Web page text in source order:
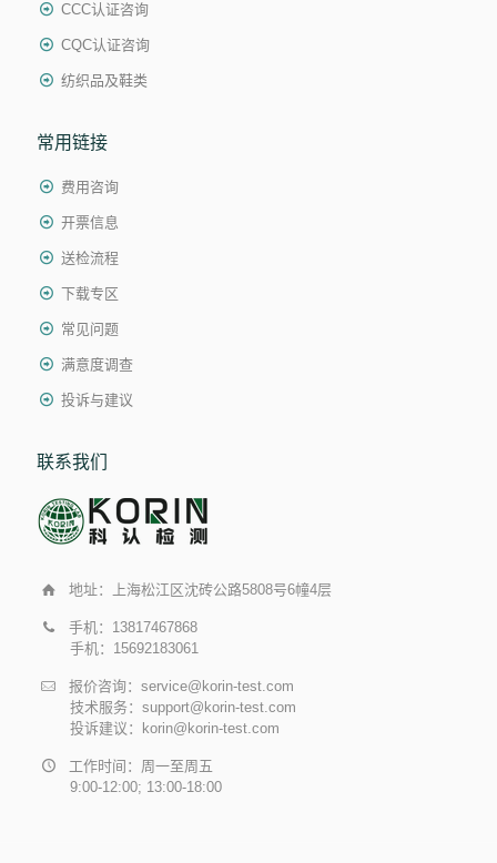
CCC认证咨询
CQC认证咨询
纺织品及鞋类
常用链接
费用咨询
开票信息
送检流程
下载专区
常见问题
满意度调查
投诉与建议
联系我们
地址：上海松江区沈砖公路5808号6幢4层
手机：13817467868
手机：15692183061
报价咨询：service@korin-test.com
技术服务：support@korin-test.com
投诉建议：korin@korin-test.com
工作时间：周一至周五
9:00-12:00; 13:00-18:00